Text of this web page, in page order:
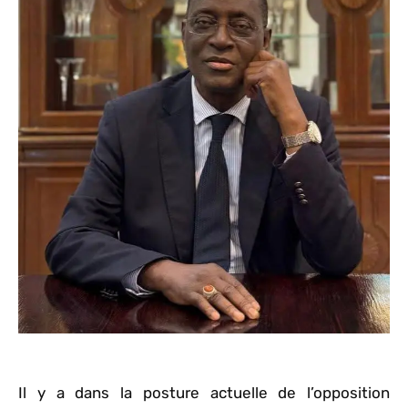
Il y a dans la posture actuelle de l’opposition